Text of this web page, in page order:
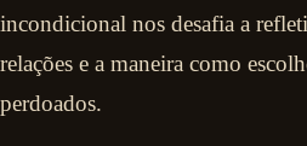
incondicional nos desafia a
relações e a maneira como
perdoados.